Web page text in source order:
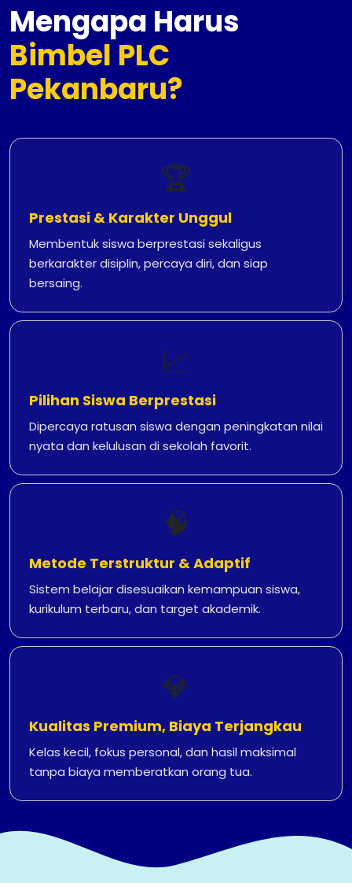
Mengapa Harus
Bimbel PLC
Pekanbaru?
🏆
Prestasi & Karakter Unggul
Membentuk siswa berprestasi sekaligus
berkarakter disiplin, percaya diri, dan siap
bersaing.
📈
Pilihan Siswa Berprestasi
Dipercaya ratusan siswa dengan peningkatan nilai
nyata dan kelulusan di sekolah favorit.
🧠
Metode Terstruktur & Adaptif
Sistem belajar disesuaikan kemampuan siswa,
kurikulum terbaru, dan target akademik.
💎
Kualitas Premium, Biaya Terjangkau
Kelas kecil, fokus personal, dan hasil maksimal
tanpa biaya memberatkan orang tua.